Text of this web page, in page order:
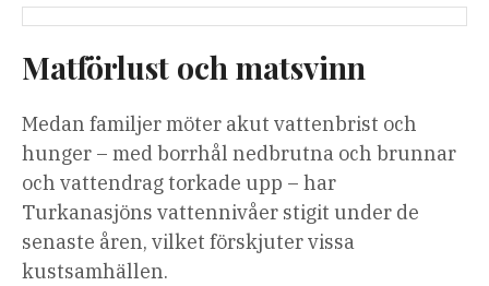
Matförlust och matsvinn
Medan familjer möter akut vattenbrist och
hunger – med borrhål nedbrutna och brunnar
och vattendrag torkade upp – har
Turkanasjöns vattennivåer stigit under de
senaste åren, vilket förskjuter vissa
kustsamhällen.